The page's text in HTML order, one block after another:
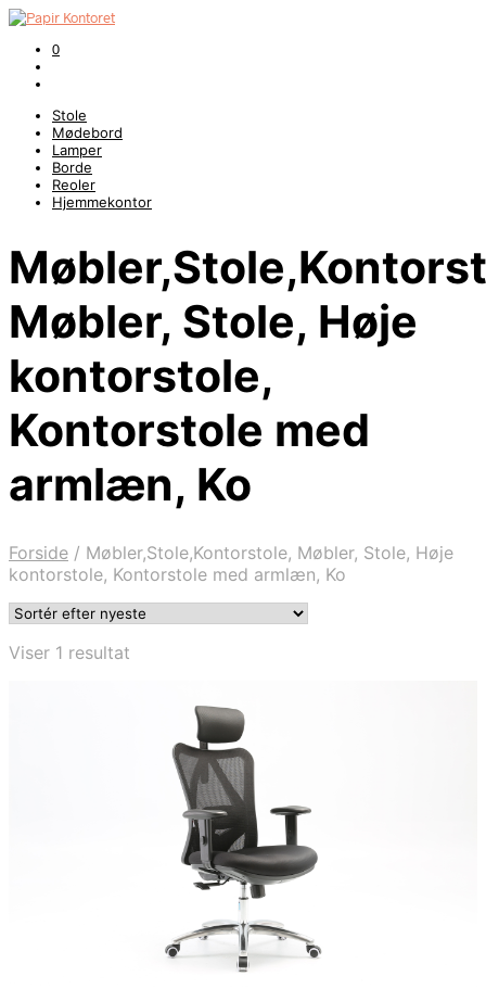
0
Stole
Mødebord
Lamper
Borde
Reoler
Hjemmekontor
Møbler, Stole, Høje
kontorstole,
Kontorstole med
armlæn, Ko
Forside / Møbler,Stole,Kontorstole, Møbler, Stole, Høje
kontorstole, Kontorstole med armlæn, Ko
Viser 1 resultat